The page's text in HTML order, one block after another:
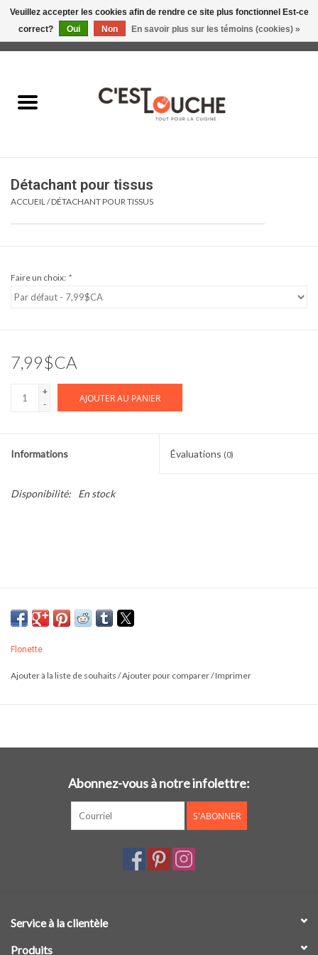
Table & Présentation
Boire
Conseils
Détachant pour tissus
ACCUEIL /DÉTACHANT POUR TISSUS
Faire un choix: *
7,99$CA
+
-
AJOUTER AU PANIER
Informations Évaluations (0)
Disponibilité: En stock
Flonette
Ajouter à la liste de souhaits /Ajouter pour comparer/Imprimer
Abonnez-vous à notre infolettre:
S'ABONNER
Service à la clientèle
Produits
Veuillez accepter les cookies afin de rendre ce site plus fonctionnel Est-ce
correct?
Oui Non En savoir plus sur les témoins (cookies) »